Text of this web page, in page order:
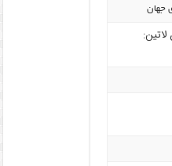
جهان
لاتین: